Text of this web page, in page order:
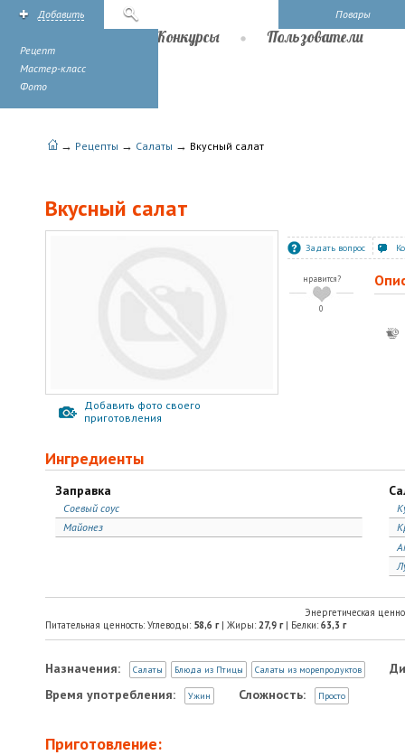
Повары
Добавить
Рецепт
Мастер-класс
Фото
Конкурсы Пользователи
→ Рецепты → Салаты → Вкусный салат
Вкусный салат
Добавить фото своего
приготовления
Задать вопрос
нравится?
0
Ингредиенты
Заправка
Соевый соус
Майонез
Энергетическая
Питательная ценность: Углеводы: 58,6 г| Жиры: 27,9 г| Белки: 63,3 г
Назначения: Салаты Блюда из Птицы Салаты из морепродуктов
Время употребления:
Ужин Сложность: Просто
Приготовление: